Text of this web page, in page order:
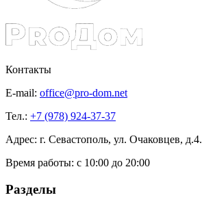
Контакты
E-mail: office@pro-dom.net
Тел.: +7 (978) 924-37-37
Адрес: г. Севастополь, ул. Очаковцев, д.4.
Время работы: с 10:00 до 20:00
Разделы